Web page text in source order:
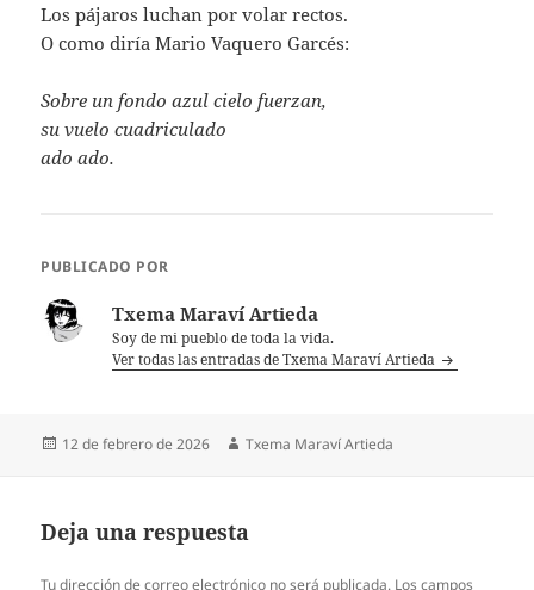
Los pájaros luchan por volar rectos.
O como diría Mario Vaquero Garcés:
Sobre un fondo azul cielo fuerzan,
su vuelo cuadriculado
ado ado.
PUBLICADO POR
Txema Maraví Artieda
Soy de mi pueblo de toda la vida.
Ver todas las entradas de Txema Maraví Artieda
Publicado
12 de febrero de 2026 Autor
Txema Maraví Artieda
Deja una respuesta
Tu dirección de correo electrónico no será publicada. Los campos